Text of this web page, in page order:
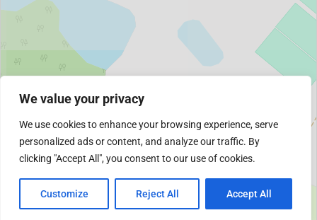
We value your privacy
We use cookies to enhance your browsing experience, serve
personalized ads or content, and analyze our traffic. By
clicking "Accept All", you consent to our use of cookies.
Customize Reject All Accept All